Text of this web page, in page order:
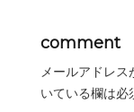
comment
メールアドレス
いている欄は必